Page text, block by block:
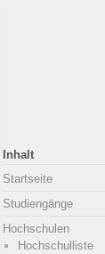
Inhalt
Startseite
Studiengänge
Hochschulen
Hochschulliste